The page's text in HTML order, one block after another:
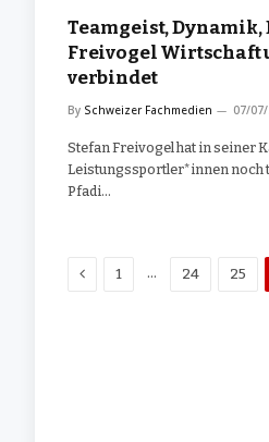
Teamgeist,
Freivogel Wirtschaft
verbindet
By Schweizer Fachmedien 07/
Stefan Freivogel hat in seiner
Leistungssportler*innen noch
Pfadi…
Previous
1 … 24 25